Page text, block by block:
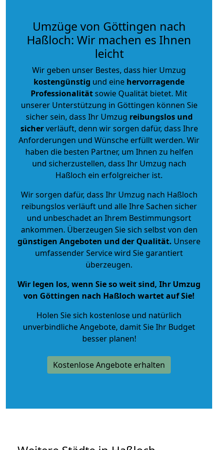
Umzüge von Göttingen nach
Haßloch: Wir machen es Ihnen
leicht
Wir geben unser Bestes, dass hier Umzug
kostengünstig und eine hervorragende
Professionalitätsowie Qualität bietet. Mit
unserer Unterstützung in Göttingen können Sie
sicher sein, dass Ihr Umzug reibungslos und
sicherverläuft, denn wir sorgen dafür, dass Ihre
Anforderungen und Wünsche erfüllt werden. Wir
haben die besten Partner, um Ihnen zu helfen
und sicherzustellen, dass Ihr Umzug nach
Haßloch ein erfolgreicher ist.
Wir sorgen dafür, dass Ihr Umzug nach Haßloch
reibungslos verläuft und alle Ihre Sachen sicher
und unbeschadet an Ihrem Bestimmungsort
ankommen. Überzeugen Sie sich selbst von den
günstigen Angeboten und der Qualität. Unsere
umfassender Service wird Sie garantiert
überzeugen.
Wir legen los, wenn Sie so weit sind, Ihr Umzug
von Göttingen nach Haßloch wartet auf Sie!
Holen Sie sich kostenlose und natürlich
unverbindliche Angebote, damit Sie Ihr Budget
besser planen!
Kostenlose Angebote erhalten